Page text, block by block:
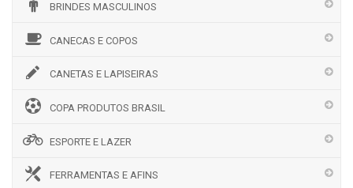
BRINDES MASCULINOS
CANECAS E COPOS
CANETAS E LAPISEIRAS
COPA PRODUTOS BRASIL
ESPORTE E LAZER
FERRAMENTAS E AFINS